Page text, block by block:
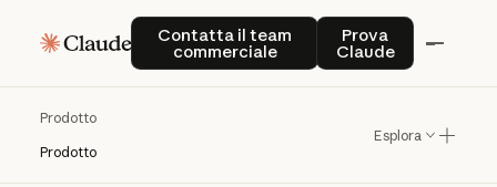
Contatta il team
commerciale
Contatta il team commerciale
Prova
Claude
Prova Claude
Prodotto
Prodotto
Esplora